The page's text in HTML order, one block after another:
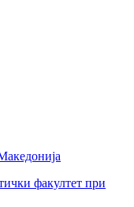
факултет при